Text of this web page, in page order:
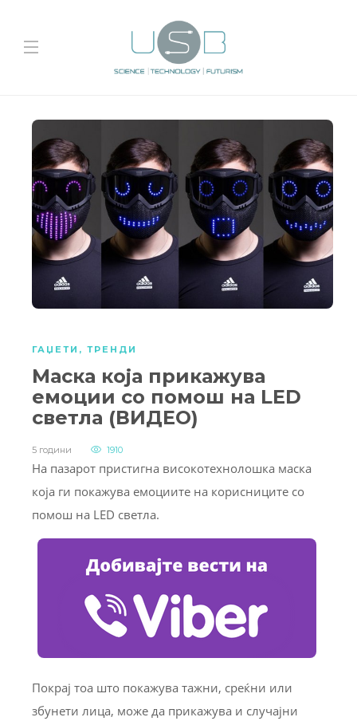
ГАЏЕТИ , ТРЕНДИ
Маска која прикажува
емоции со помош на LED
светла (ВИДЕО)
5 години 1910
На пазарот пристигна високотехнолошка маска
која ги покажува емоциите на корисниците со
помош на LED светла.
Покрај тоа што покажува тажни, среќни или
збунети лица, може да прикажува и случајни